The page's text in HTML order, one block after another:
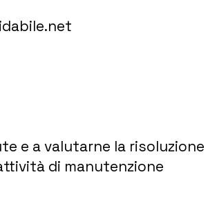
e a valutarne la risoluzione
di manutenzione